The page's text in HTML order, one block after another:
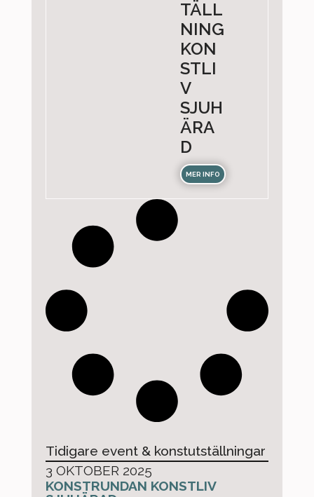
TÄLL
NING
KON
STLI
V
SJUH
ÄRA
D
MER INFO
Tidigare event & konstutställningar
3 OKTOBER 2025
KONSTRUNDAN KONSTLIV